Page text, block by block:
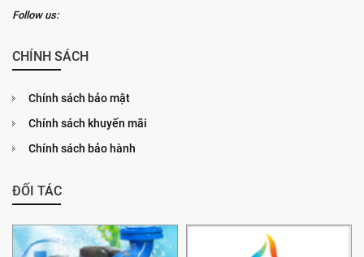
Follow us:
CHÍNH SÁCH
Chính sách bảo mật
Chính sách khuyến mãi
Chính sách bảo hành
ĐỐI TÁC